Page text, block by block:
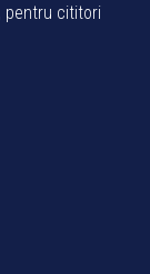
pentru cititori